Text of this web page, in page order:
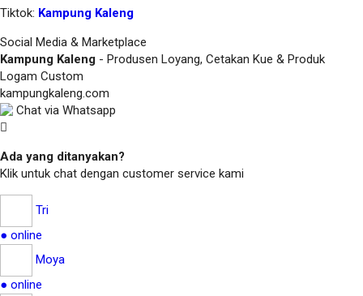
Tiktok: Kampung Kaleng
Social Media & Marketplace
Kampung Kaleng - Produsen Loyang, Cetakan Kue & Produk
Logam Custom
kampungkaleng.com
Chat via Whatsapp
Ada yang ditanyakan?
Klik untuk chat dengan customer service kami
Tri
● online
Moya
● online